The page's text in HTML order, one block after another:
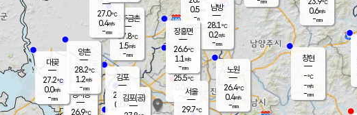
0.5
-mm
경서동
26.9℃
파주금촌
27.8℃
1.5m/s
-mm
℃
0.6m/s
-mm
대곶
27.2℃
0.0m/s
-mm
창현
-℃
-m/s
-mm
27.0℃
0.4m/s
-mm
김포
27.8℃
0.0 m/s
mm
양촌
28.2℃
1.2m/s
-mm
은평
25.5℃
0.0 m/s
- mm
노원
26.4℃
0.4m/s
-mm
남방
28.1℃
0.2m/s
-mm
장흥면
26.6℃
1.1 m/s
-mm
김포(공)
서울
29.7℃